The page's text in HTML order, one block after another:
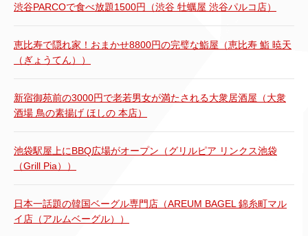
渋谷PARCOで食べ放題1500円（渋谷 牡蠣屋 渋谷パルコ店）
恵比寿で隠れ家！おまかせ8800円の完璧な鮨屋（恵比寿 鮨 暁天
（ぎょうてん））
新宿御苑前の3000円で老若男女が満たされる大衆居酒屋（大衆
酒場 鳥の素揚げ ほしの 本店）
池袋駅屋上にBBQ広場がオープン（グリルピア リンクス池袋
（Grill Pia））
日本一話題の韓国ベーグル専門店（AREUM BAGEL 錦糸町マル
イ店（アルムベーグル））